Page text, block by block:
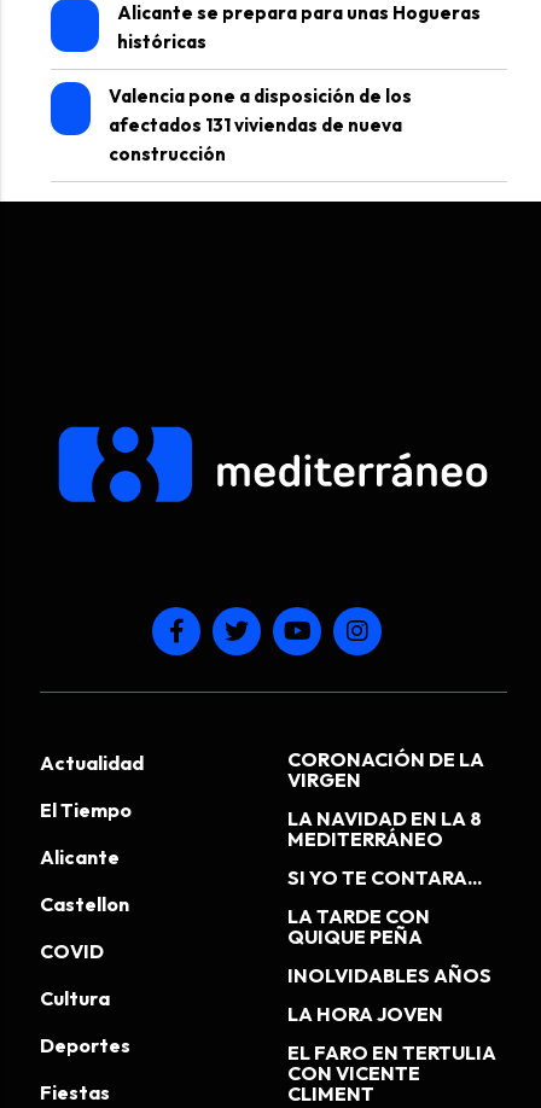
Alicante se prepara para unas Hogueras
históricas
Valencia pone a disposición de los
afectados 131 viviendas de nueva
construcción
Actualidad
El Tiempo
Alicante
Castellon
COVID
Cultura
Deportes
Fiestas
CORONACIÓN DE LA
VIRGEN
LA NAVIDAD EN LA 8
MEDITERRÁNEO
SI YO TE CONTARA...
LA TARDE CON
QUIQUE PEÑA
INOLVIDABLES AÑOS
LA HORA JOVEN
EL FARO EN TERTULIA
CON VICENTE
CLIMENT